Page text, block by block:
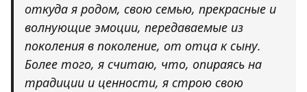
откуда я родом, свою семью, прекрасные и
волнующие эмоции, передаваемые из
поколения в поколение, от отца к сыну.
Более того, я считаю, что, опираясь на
традиции и ценности, я строю свою